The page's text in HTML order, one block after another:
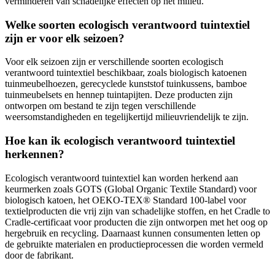
Welke soorten ecologisch verantwoord tuintextiel
zijn er voor elk seizoen?
Voor elk seizoen zijn er verschillende soorten ecologisch
verantwoord tuintextiel beschikbaar, zoals biologisch katoenen
tuinmeubelhoezen, gerecyclede kunststof tuinkussens, bamboe
tuinmeubelsets en hennep tuintapijten. Deze producten zijn
ontworpen om bestand te zijn tegen verschillende
weersomstandigheden en tegelijkertijd milieuvriendelijk te zijn.
Hoe kan ik ecologisch verantwoord tuintextiel
herkennen?
Ecologisch verantwoord tuintextiel kan worden herkend aan
keurmerken zoals GOTS (Global Organic Textile Standard) voor
biologisch katoen, het OEKO-TEX® Standard 100-label voor
textielproducten die vrij zijn van schadelijke stoffen, en het Cradle to
Cradle-certificaat voor producten die zijn ontworpen met het oog op
hergebruik en recycling. Daarnaast kunnen consumenten letten op
de gebruikte materialen en productieprocessen die worden vermeld
door de fabrikant.